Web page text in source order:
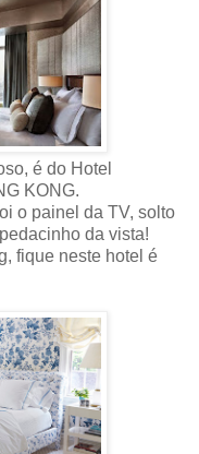
é do Hotel
KONG.
o painel da TV, solto
da vista!
fique neste hotel é